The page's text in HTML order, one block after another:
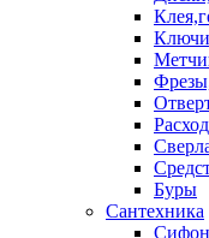
Буры
Сантехника